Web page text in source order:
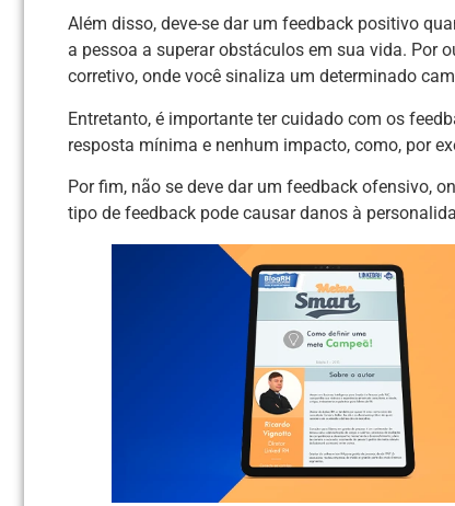
Além disso, deve-se dar um feedback positivo
a pessoa a superar obstáculos em sua vida. Por
corretivo, onde você sinaliza um determinado
Entretanto, é importante ter cuidado com os
resposta mínima e nenhum impacto, como, por
Por fim, não se deve dar um feedback ofensivo,
tipo de feedback pode causar danos à